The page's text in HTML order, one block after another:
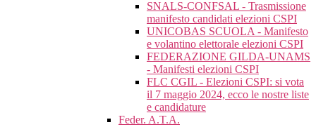
SNALS-CONFSAL - Trasmissione
manifesto candidati elezioni CSPI
UNICOBAS SCUOLA - Manifesto
e volantino elettorale elezioni CSPI
FEDERAZIONE GILDA-UNAMS
- Manifesti elezioni CSPI
FLC CGIL - Elezioni CSPI: si vota
il 7 maggio 2024, ecco le nostre liste
e candidature
Feder. A.T.A.